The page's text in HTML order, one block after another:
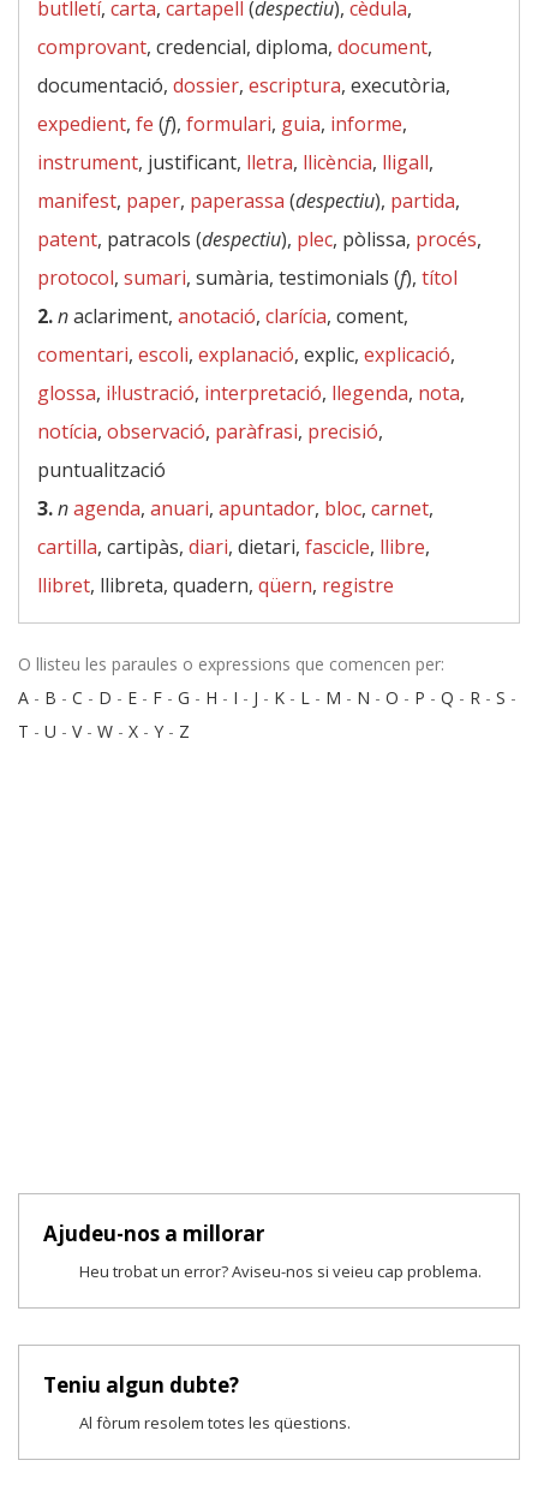
butlletí, carta, cartapell (despectiu), cèdula,
comprovant, credencial, diploma, document,
documentació, dossier, escriptura, executòria,
expedient, fe (f), formulari, guia, informe,
instrument, justificant, lletra, llicència, lligall,
manifest, paper, paperassa (despectiu), partida,
patent, patracols (despectiu), plec, pòlissa, procés,
protocol, sumari, sumària, testimonials (f), títol
2.naclariment, anotació, clarícia, coment,
comentari, escoli, explanació, explic, explicació,
glossa, il·lustració, interpretació, llegenda, nota,
notícia, observació, paràfrasi, precisió,
puntualització
3.nagenda, anuari, apuntador, bloc, carnet,
cartilla, cartipàs, diari, dietari, fascicle, llibre,
llibret, llibreta, quadern, qüern, registre
O llisteu les paraules o expressions que comencen per:
A - B - C - D - E - F - G - H - I - J - K - L - M - N - O - P - Q - R - S -
T - U - V- W - X - Y - Z
Ajudeu-nos a millorar
Heu trobat un error? Aviseu-nos si veieu cap problema.
Teniu algun dubte?
Al fòrum resolem totes les qüestions.